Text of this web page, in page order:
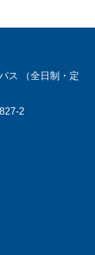
ス （全日制・定
2